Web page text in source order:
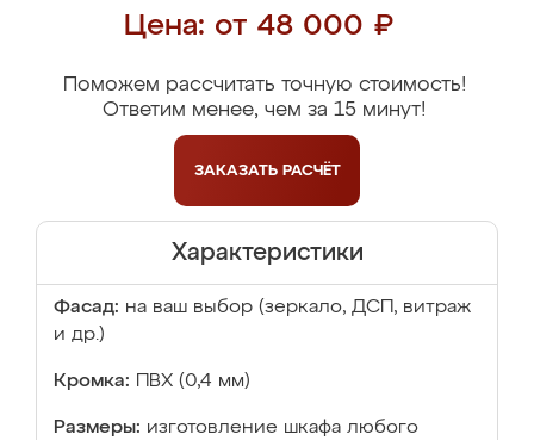
Цена: от 48 000 ₽
Поможем рассчитать точную стоимость!
Ответим менее, чем за 15 минут!
ЗАКАЗАТЬ РАСЧЁТ
Характеристики
Фасад: на ваш выбор (зеркало, ДСП, витраж
и др.)
Кромка: ПВХ (0,4 мм)
Размеры: изготовление шкафа любого